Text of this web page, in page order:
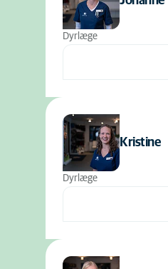
Dyrlæge
Kristine
Dyrlæge